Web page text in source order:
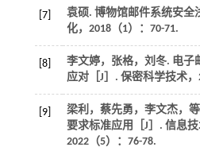
[7] 袁硕. 博物馆邮件系统安全
化， 2018（1）：70-71.
[8]
李文婷，张格，刘冬. 电子
应对［J］. 保密科学技术，
[9] 梁利，蔡先勇，李文杰， 等
要求标准应用［J］. 信息
2022（5）：76-78.